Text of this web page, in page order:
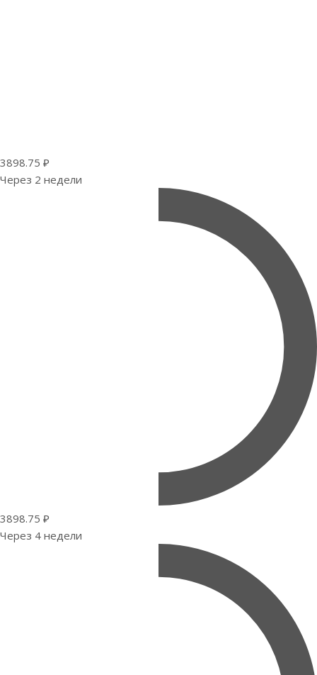
3898.75 ₽
Через 2 недели
3898.75 ₽
Через 4 недели